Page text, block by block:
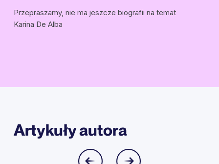
Przepraszamy, nie ma jeszcze biografii na temat
Karina De Alba
Artykuły autora